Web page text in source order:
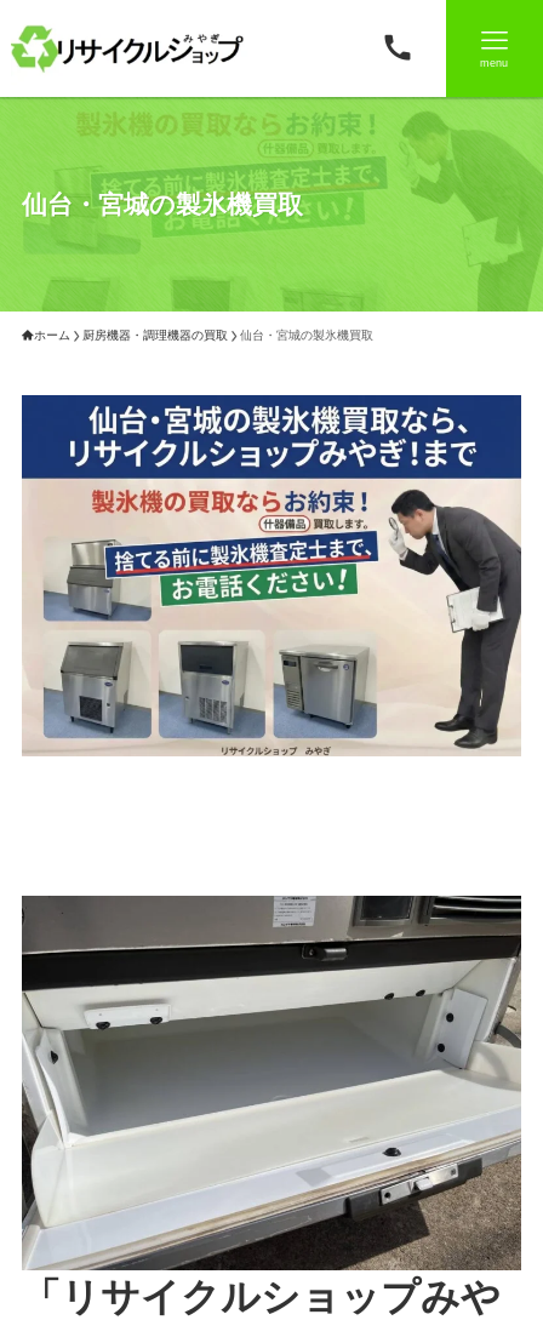
menu
仙台・宮城の製氷機買取
ホーム 厨房機器・調理機器の買取 仙台・宮城の製氷機買取
「リサイクルショップみや